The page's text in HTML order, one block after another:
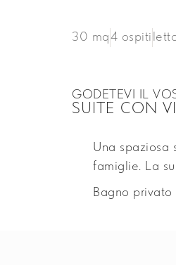
30 mq4 ospiti
GODETEVI IL
SUITE CON
Una
famiglie. La
Bagno